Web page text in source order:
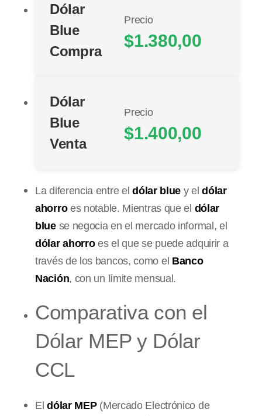
Dólar
Blue
Compra
Precio
$1.380,00
Dólar
Blue
Venta
Precio
$1.400,00
La diferencia entre eldólar blue y eldólar
ahorroes notable. Mientras que el dólar
bluese negocia en el mercado informal, el
dólar ahorroes el que se puede adquirir a
través de los bancos, como el Banco
Nación, con un límite mensual.
Comparativa con el
Dólar MEP y Dólar
CCL
Eldólar MEP(Mercado Electrónico de